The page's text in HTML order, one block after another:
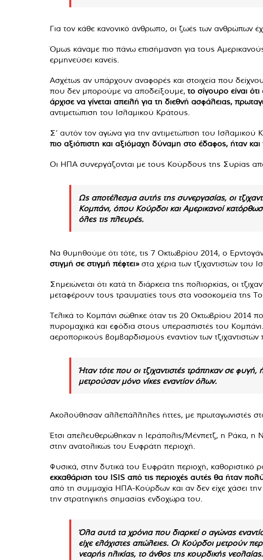
Για τον κάθε κανονικό άνθρωπο, οι ζωές των ανθρώπων
Όμως κάναμε πιο πάνω επισήμανση για τους
ερμηνεύσει κανείς.
Ασχέτως αν υπάρχουν αναφορές και στοιχεία που
που δεν μπορούμε να αποδείξουμε, το σίγουρο είναι
άρχισε να γίνεται απειλή για τη διεθνή ασφάλειας,
αντιμετώπιση του Ισλαμικού Κράτους.
Σ’ αυτόν τον αγώνα για την αντιμετώπιση του
πιο αξιόπιστη και αξιόμαχη δύναμη στο έδαφος, ήταν
Οι ΗΠΑ συνεργάζονται με τους Κούρδους της Συρίας
Ως αποτέλεσμα αυτής της συνεργασίας, οι
Κομπάνι, όπου Κούρδοι και Αμερικανοί
όλες τις πλευρές.
Να θυμηθούμε ότι τότε, τις 7 Οκτωβρίου 2014, ο
στιγμή σε στιγμή πέφτει» στα χέρια των τζιχαντιστών του
Σημειώνεται ότι κατά τη διάρκεια της πολιορκίας, οι
μεταφέρουν τους τραυματίες τους στα νοσοκομεία της
Τελικά το Κομπάνι σώθηκε όταν τις 20 Οκτωβρίου 2014
πυρομαχικά και εφόδια στους υπερασπιστές του
αεροπορικούς βομβαρδισμούς εναντίον των
Ήταν τότε που οι τζιχαντιστές τράπηκαν σε
μετρούσαν μόνο νίκες εναντίον όλων.
Ακολούθησαν αλλεπάλληλες ήττες, με πρωταγωνιστές
Έτσι απελευθερώθηκαν η Ιεράπολις/Μένπετζ, η Ράκα, η
στην ανατολικώς του Ευφράτη περιοχή.
Φυσικά, στην δυτικά του Ευφράτη περιοχή,
εκκαθάριση του ISIS από τις περιοχές αυτές θα ήταν
από τη συμμαχία ΗΠΑ-Κούρδων και αν δεν είχε χάσει
την στρατηγικής σημασίας ενδοχώρα του.
Όλα αυτά τα χρόνια που διαρκεί ο αγώνας
είχε ελάχιστες απώλειες. Οι Κούρδοι μετρούν
νεαρής ηλικίας, το άνθος της κουρδικής νεολαίας.